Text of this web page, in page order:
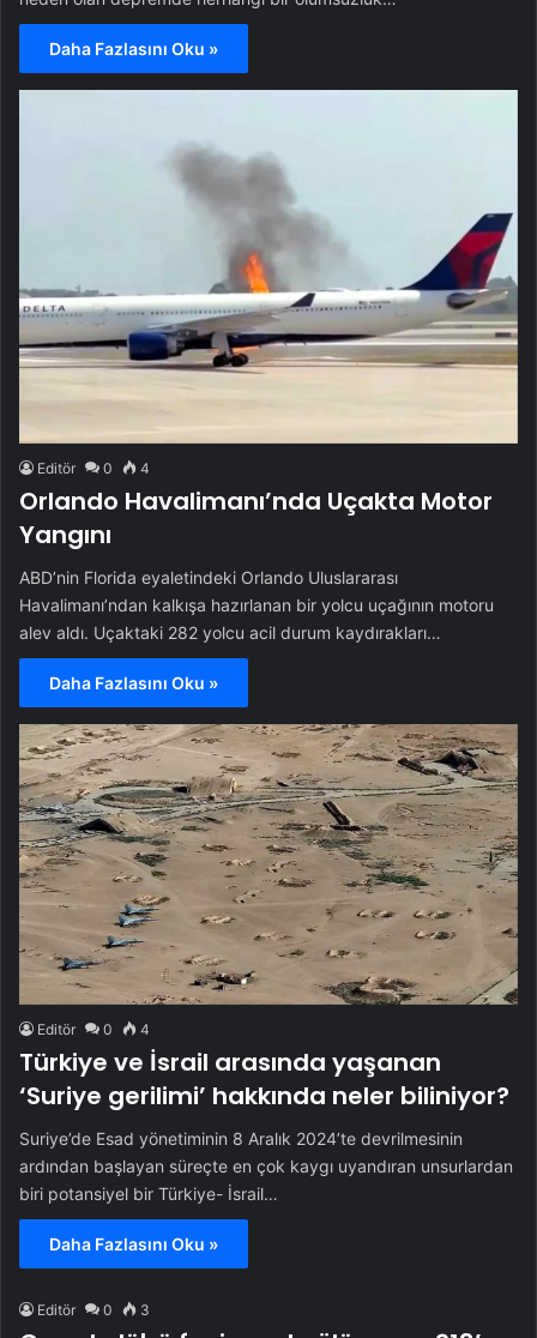
Daha Fazlasını Oku »
Editör 0 4
Orlando Havalimanı’nda Uçakta Motor
Yangını
ABD’nin Florida eyaletindeki Orlando Uluslararası
Havalimanı’ndan kalkışa hazırlanan bir yolcu uçağının motoru
alev aldı. Uçaktaki 282 yolcu acil durum kaydırakları…
Daha Fazlasını Oku »
Editör 0 4
Türkiye ve İsrail arasında yaşanan
‘Suriye gerilimi’ hakkında neler biliniyor?
Suriye’de Esad yönetiminin 8 Aralık 2024’te devrilmesinin
ardından başlayan süreçte en çok kaygı uyandıran unsurlardan
biri potansiyel bir Türkiye- İsrail…
Daha Fazlasını Oku »
Editör 0 3